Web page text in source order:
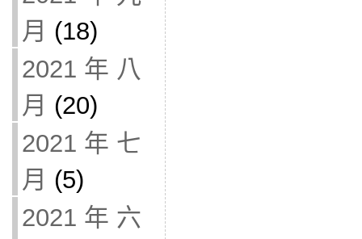
月 (18)
2021 年 八
月 (20)
2021 年 七
月 (5)
2021 年 六